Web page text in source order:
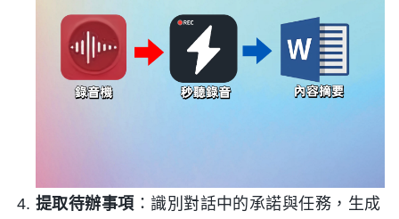
提取待辦事項 ：識別對話中的承諾與任務，生成